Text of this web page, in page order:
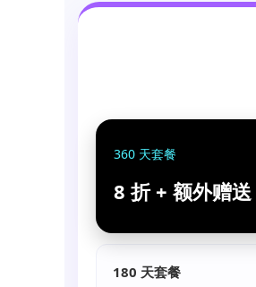
360 天套餐
8 折 + 额外赠送
180 天套餐